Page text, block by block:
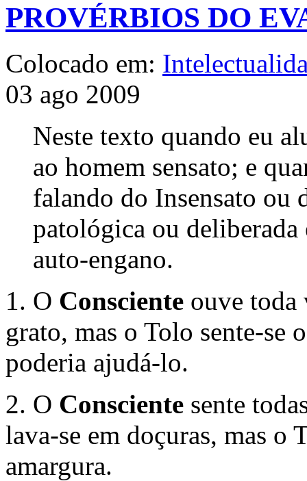
PROVÉRBIOS DO
Colocado em:
03 ago 2009
Neste texto quando eu
ao homem sensato; e
falando do Insensato ou
patológica ou deliberada
auto-engano.
1. O Consciente ouve toda
grato, mas o Tolo sente-se
poderia ajudá-lo.
2. O Consciente sente
lava-se em doçuras, mas o
amargura.